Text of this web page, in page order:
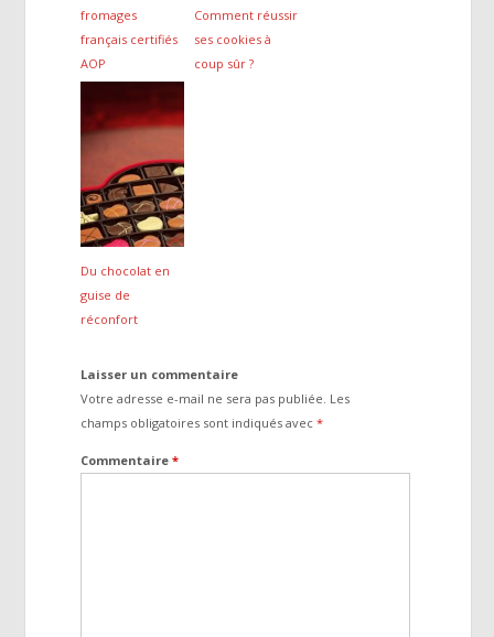
fromages
français certifiés
AOP
Comment réussir
ses cookies à
coup sûr ?
Du chocolat en
guise de
réconfort
Laisser un commentaire
Votre adresse e-mail ne sera pas publiée. Les
champs obligatoires sont indiqués avec*
Commentaire*